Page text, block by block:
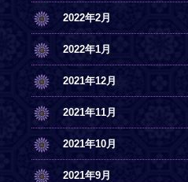
2022年2月
2022年1月
2021年12月
2021年11月
2021年10月
2021年9月